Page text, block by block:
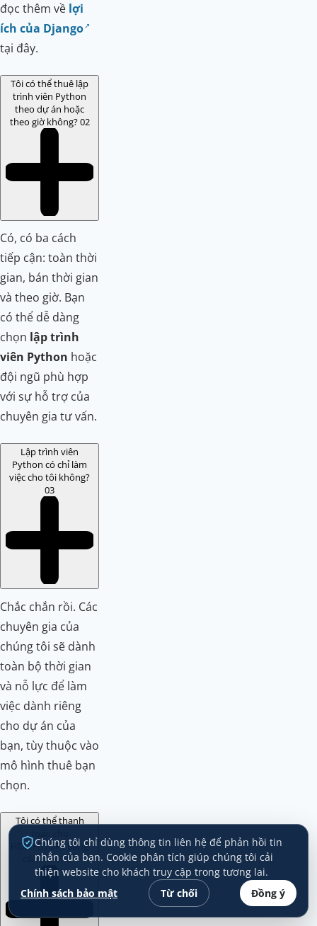
đọc thêm về lợi
ích của Django
tại đây.
Tôi có thể thuê lập
trình viên Python
theo dự án hoặc
theo giờ không?02
Có, có ba cách
tiếp cận: toàn thời
gian, bán thời gian
và theo giờ. Bạn
có thể dễ dàng
chọn lập trình
viên Python hoặc
đội ngũ phù hợp
với sự hỗ trợ của
chuyên gia tư vấn.
Lập trình viên
Python có chỉ làm
việc cho tôi không?
03
Chắc chắn rồi. Các
chuyên gia của
chúng tôi sẽ dành
toàn bộ thời gian
và nỗ lực để làm
việc dành riêng
cho dự án của
bạn, tùy thuộc vào
mô hình thuê bạn
chọn.
Tôi có thể thanh
HDWEBSOFT bằng
cách nào?04
Chúng tôi chỉ dùng thông tin liên hệ để phản hồi tin
nhắn của bạn. Cookie phân tích giúp chúng tôi cải
thiện website cho khách truy cập trong tương lai.
Chính sách bảo mật
Từ chối Đồng ý